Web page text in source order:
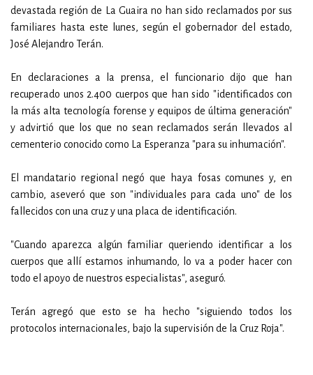
devastada región de La Guaira no han sido reclamados por sus
familiares hasta este lunes, según el gobernador del estado,
José Alejandro Terán.
En declaraciones a la prensa, el funcionario dijo que han
recuperado unos 2.400 cuerpos que han sido "identificados con
la más alta tecnología forense y equipos de última generación"
y advirtió que los que no sean reclamados serán llevados al
cementerio conocido como La Esperanza "para su inhumación".
El mandatario regional negó que haya fosas comunes y, en
cambio, aseveró que son "individuales para cada uno" de los
fallecidos con una cruz y una placa de identificación.
"Cuando aparezca algún familiar queriendo identificar a los
cuerpos que allí estamos inhumando, lo va a poder hacer con
todo el apoyo de nuestros especialistas", aseguró.
Terán agregó que esto se ha hecho "siguiendo todos los
protocolos internacionales, bajo la supervisión de la Cruz Roja".